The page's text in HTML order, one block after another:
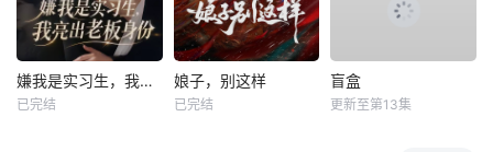
嫌我是实习生，我亮出老板身份
已完结
娘子，别这样
已完结
盲盒
更新至第13集